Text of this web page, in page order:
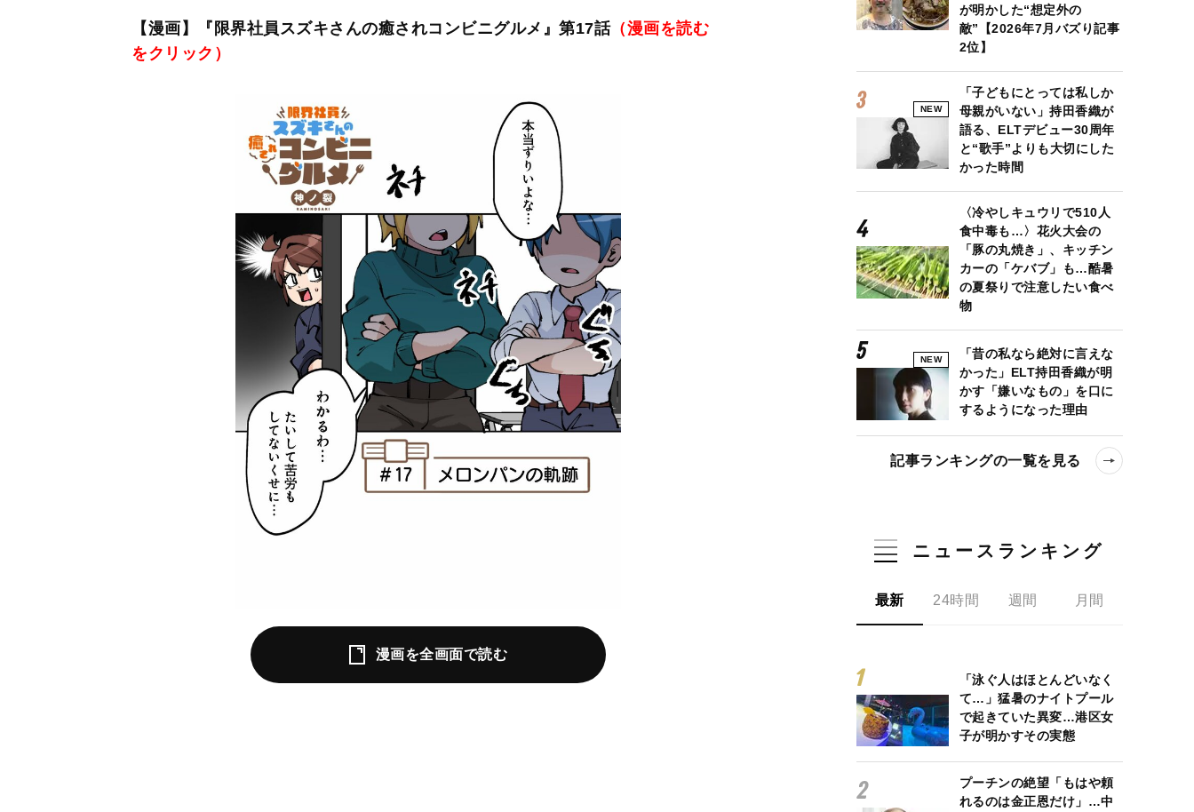
e
【漫画】『限界社員スズキさんの癒されコンビニグルメ』第17話（漫画を読む
をクリック）
漫画を全画面で読む
が明かした“想定外の
敵”【2026年7月バズり記事
2位】
NEW
「子どもにとっては私しか
母親がいない」持田香織が
語る、ELTデビュー30周年
と“歌手”よりも大切にした
かった時間
〈冷やしキュウリで510人
食中毒も…〉花火大会の
「豚の丸焼き」、キッチン
カーの「ケバブ」も…酷暑
の夏祭りで注意したい食べ
物
NEW
「昔の私なら絶対に言えな
かった」ELT持田香織が明
かす「嫌いなもの」を口に
するようになった理由
記事ランキングの一覧を見る
ニュースランキング
最新 24時間 週間 月間
「泳ぐ人はほとんどいなく
て…」猛暑のナイトプール
で起きていた異変…港区女
子が明かすその実態
プーチンの絶望「もはや頼
れるのは金正恩だけ」…中